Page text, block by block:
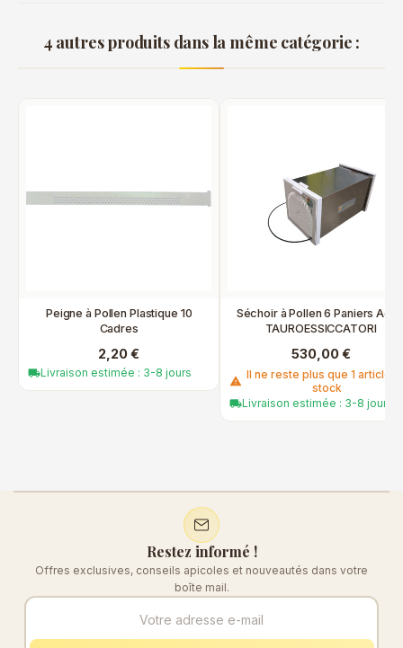
4 autres produits dans la même catégorie :
Peigne à Pollen Plastique 10
Cadres
2,20 €
local_shippingLivraison estimée : 3-8 jours
Séchoir à Pollen 6 Paniers
TAUROESSICCATORI
530,00 €
warning Il ne reste plus que 1 article
stock
local_shippingLivraison estimée : 3-8 jours
Restez informé !
Offres exclusives, conseils apicoles et nouveautés dans votre
boîte mail.